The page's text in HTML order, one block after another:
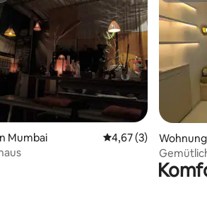
Mumbai Durchschnittliche
4,67 (3)
Versova